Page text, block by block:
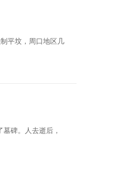
平坟，周口地区几
碑。人去逝后，